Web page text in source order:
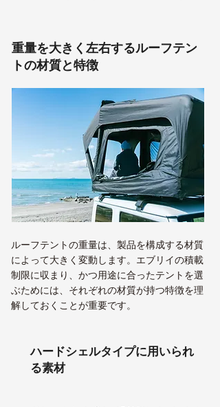
重量を大きく左右するルーフテン
トの材質と特徴
ルーフテントの重量は、製品を構成する材質
によって大きく変動します。エブリイの積載
制限に収まり、かつ用途に合ったテントを選
ぶためには、それぞれの材質が持つ特徴を理
解しておくことが重要です。
ハードシェルタイプに用いられ
る素材